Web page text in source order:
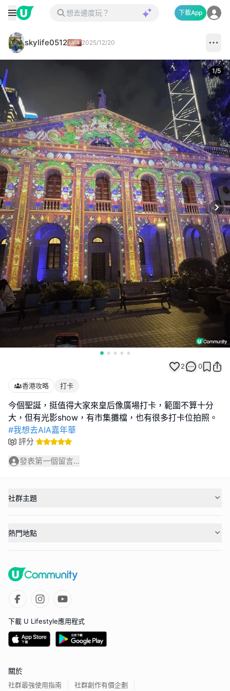
下載App
skylife0512 2025/12/20
1/5
2 0
香港攻略 打卡
今個聖誕，挺值得大家來皇后像廣場打卡，範圍不算十分
#我想去AIA嘉年華
評分
發表第一個留言...
社群主題
熱門地點
下載 U Lifestyle應用程式
關於
社群最強使用指南 社群創作有價企劃